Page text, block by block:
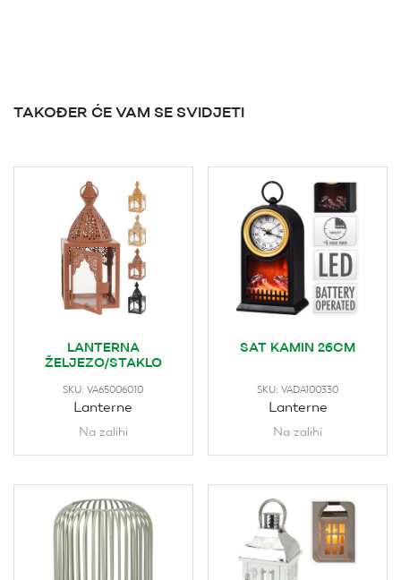
TAKOĐER ĆE VAM SE SVIDJETI
LANTERNA
ŽELJEZO/STAKLO
SKU:VA65006010
Lanterne
Na zalihi
SAT KAMIN 26CM
SKU:VADA100330
Lanterne
Na zalihi